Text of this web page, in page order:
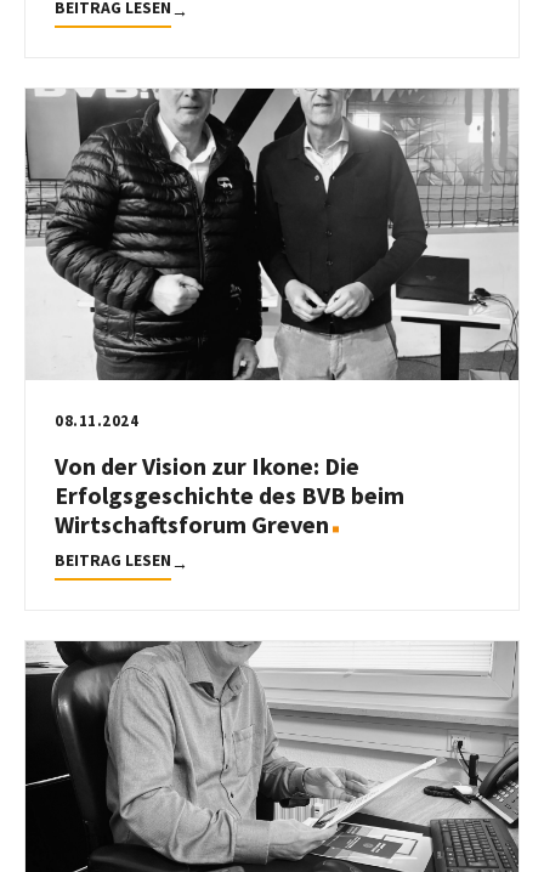
BEITRAG LESEN→
08.11.2024
Von der Vision zur Ikone: Die
Erfolgsgeschichte des BVB beim
Wirtschaftsforum Greven
BEITRAG LESEN→